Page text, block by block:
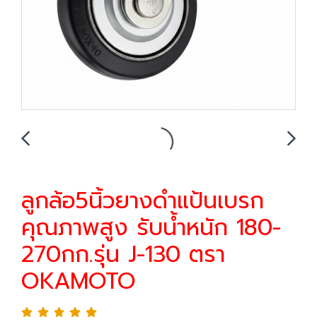
ลูกล้อ5นิ้วยางดำแป้นเบรก
คุณภาพสูง รับน้ำหนัก 180-
270กก.รุ่น J-130 ตรา
OKAMOTO